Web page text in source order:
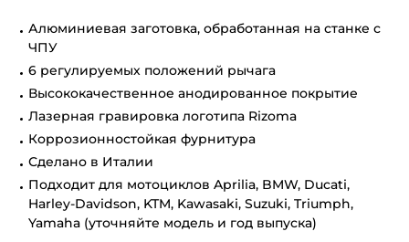
Алюминиевая заготовка, обработанная на станке с
ЧПУ
6 регулируемых положений рычага
Высококачественное анодированное покрытие
Лазерная гравировка логотипа Rizoma
Коррозионностойкая фурнитура
Сделано в Италии
Подходит для мотоциклов Aprilia, BMW, Ducati,
Harley-Davidson, KTM, Kawasaki, Suzuki, Triumph,
Yamaha (уточняйте модель и год выпуска)